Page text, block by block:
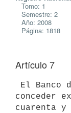
Tomo: 1
Semestre: 2
Año: 2008
Página: 1818
Artículo 7
conceder
cuarenta y